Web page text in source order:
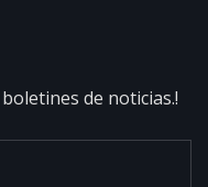
de noticias.!